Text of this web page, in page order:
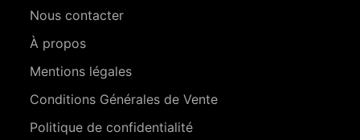
Nous contacter
À propos
Mentions légales
Conditions Générales de Vente
Politique de confidentialité